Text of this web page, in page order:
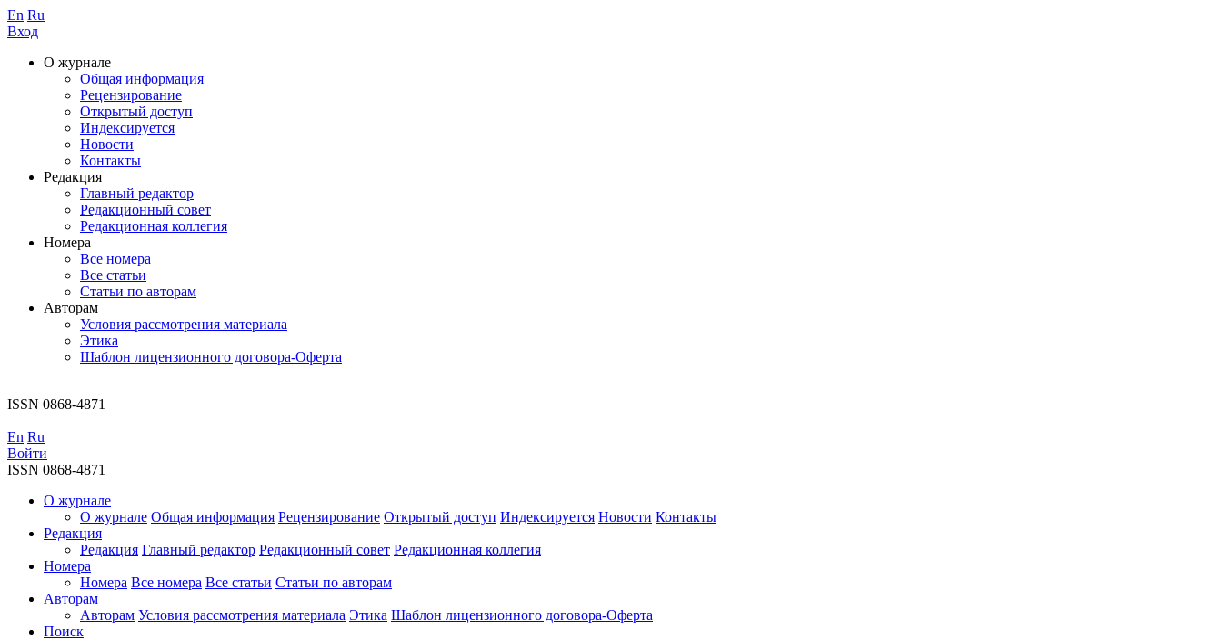
En Ru
Вход
О журнале
Общая информация
Рецензирование
Открытый доступ
Индексируется
Новости
Контакты
Редакция
Главный редактор
Редакционный совет
Редакционная коллегия
Номера
Все номера
Все статьи
Статьи по авторам
Авторам
Условия рассмотрения материала
Этика
Шаблон лицензионного договора-Оферта
ISSN 0868-4871
En Ru
Войти
ISSN 0868-4871
О журнале
О журнале Общая информация Рецензирование Открытый доступ Индексируется Новости Контакты
Редакция
Редакция Главный редактор Редакционный совет Редакционная коллегия
Номера
Номера Все номера Все статьи Статьи по авторам
Авторам
Авторам Условия рассмотрения материала Этика Шаблон лицензионного договора-Оферта
Поиск